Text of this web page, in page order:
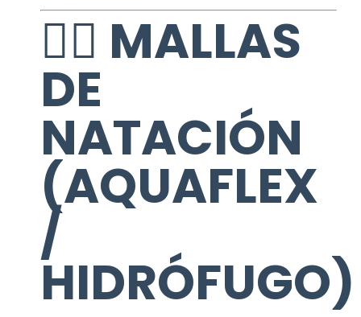
🏊‍♀️ MALLAS
DE
NATACIÓN
(AQUAFLEX
/
HIDRÓFUGO)